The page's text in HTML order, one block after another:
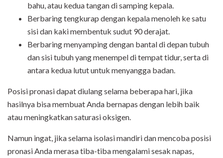
bahu, atau kedua tangan di samping kepala.
Berbaring tengkurap dengan kepala menoleh ke satu
sisi dan kaki membentuk sudut 90 derajat.
Berbaring menyamping dengan bantal di depan tubuh
dan sisi tubuh yang menempel di tempat tidur, serta di
antara kedua lutut untuk menyangga badan.
Posisi pronasi dapat diulang selama beberapa hari, jika
hasilnya bisa membuat Anda bernapas dengan lebih baik
atau meningkatkan saturasi oksigen.
Namun ingat, jika selama isolasi mandiri dan mencoba posisi
pronasi Anda merasa tiba-tiba mengalami sesak napas,